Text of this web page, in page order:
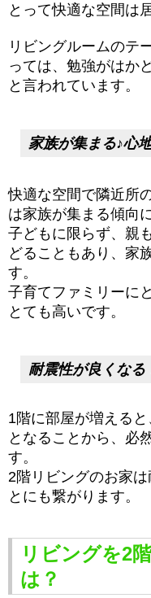
とって快適な空間は
リビングルームのテ
っては、勉強がはか
と言われています。
家族が集まる♪心
快適な空間で隣近所
は家族が集まる傾向
子どもに限らず、親
どることもあり、家
す。
子育てファミリーに
とても高いです。
耐震性が良くなる
1階に部屋が増える
となることから、必
す。
2階リビングのお家
とにも繋がります。
リビングを2
は？